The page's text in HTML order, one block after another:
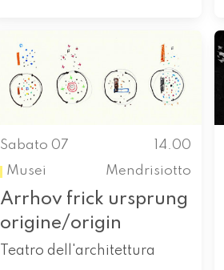
Sabato 07
14.00
Musei
Mendrisiotto
Arrhov frick ursprung
origine/origin
Teatro dell'architettura